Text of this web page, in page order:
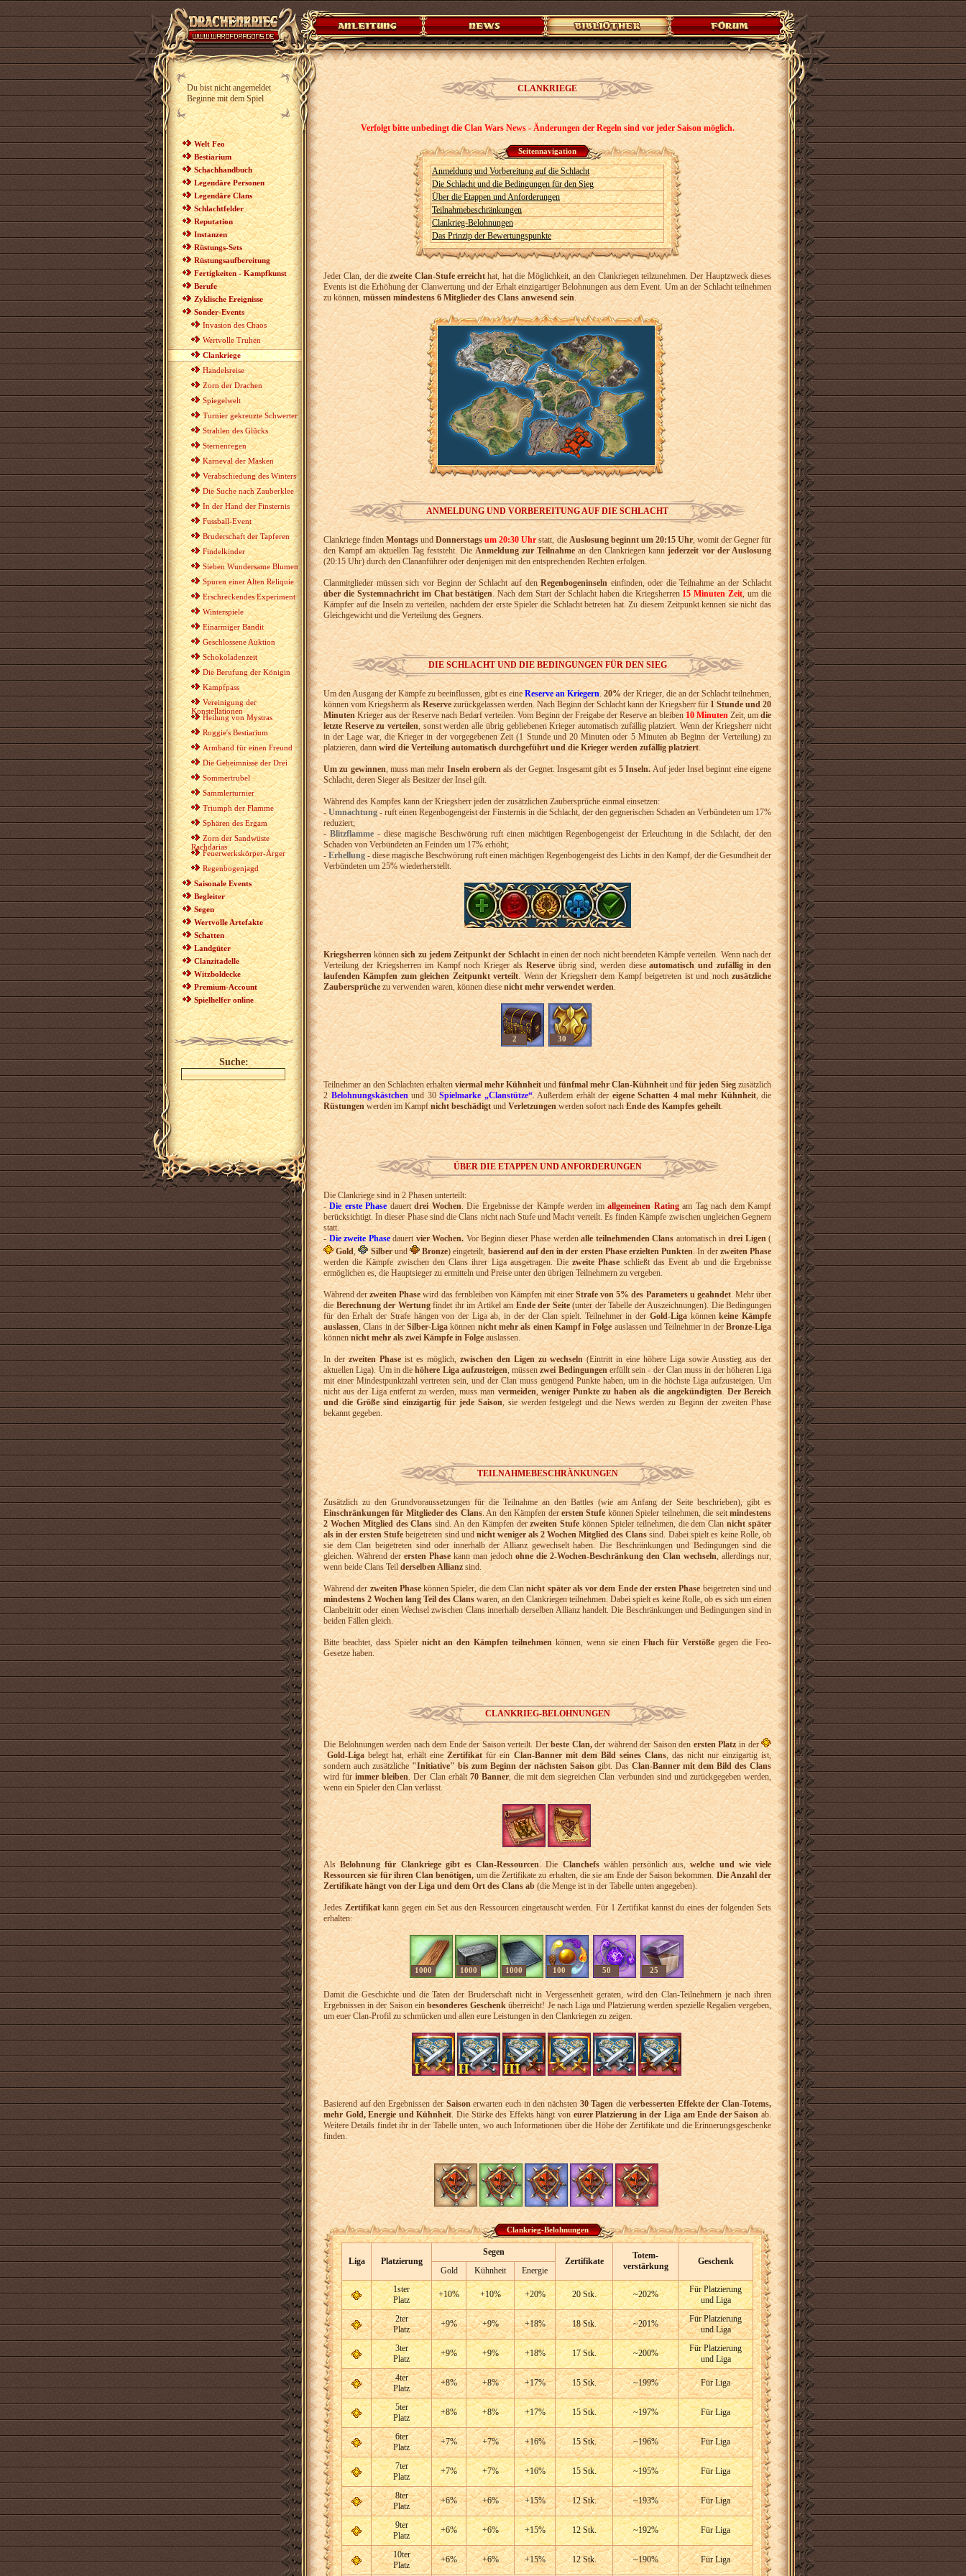
Du bist nicht angemeldet
Beginne mit dem Spiel
Welt Feo
Bestiarium
Schachhandbuch
Legendäre Personen
Legendäre Clans
Schlachtfelder
Reputation
Instanzen
Rüstungs-Sets
Rüstungsaufbereitung
Fertigkeiten - Kampfkunst
Berufe
Zyklische Ereignisse
Sonder-Events
Invasion des Chaos
Wertvolle Truhen
Clankriege
Handelsreise
Zorn der Drachen
Spiegelwelt
Turnier gekreuzte Schwerter
Strahlen des Glücks
Sternenregen
Karneval der Masken
Verabschiedung des Winters
Die Suche nach Zauberklee
In der Hand der Finsternis
Fussball-Event
Bruderschaft der Tapferen
Findelkinder
Sieben Wundersame Blumen
Spuren einer Alten Reliquie
Erschreckendes Experiment
Winterspiele
Einarmiger Bandit
Geschlossene Auktion
Schokoladenzeit
Die Berufung der Königin
Kampfpass
Vereinigung der
Konstellationen
Heilung von Mystras
Roggie's Bestiarium
Armband für einen Freund
Die Geheimnisse der Drei
Sommertrubel
Sammlerturnier
Triumph der Flamme
Sphären des Ergam
Zorn der Sandwüste
Rachdarias
Feuerwerkskörper-Ärger
Regenbogenjagd
Saisonale Events
Begleiter
Segen
Wertvolle Artefakte
Schatten
Landgüter
Clanzitadelle
Witzboldecke
Premium-Account
Spielhelfer online
Suche:
CLANKRIEGE
Verfolgt bitte unbedingt die Clan Wars News - Änderungen der Regeln sind vor jeder Saison möglich.
Seitennavigation
Anmeldung und Vorbereitung auf die Schlacht
Die Schlacht und die Bedingungen für den Sieg
Über die Etappen und Anforderungen
Teilnahmebeschränkungen
Clankrieg-Belohnungen
Das Prinzip der Bewertungspunkte
Jeder Clan, der diezweite Clan-Stufe erreichthat, hat die Möglichkeit, an den Clankriegen teilzunehmen. Der Hauptzweck dieses
Events ist die Erhöhung der Clanwertung und der Erhalt einzigartiger Belohnungen aus dem Event. Um an der Schlacht teilnehmen
zu können,müssen mindestens 6 Mitglieder des Clans anwesend sein.
ANMELDUNG UND VORBEREITUNG AUF DIE SCHLACHT
Clankriege findenMontagsundDonnerstags um 20:30 Uhrstatt, dieAuslosung beginnt um 20:15 Uhr, womit der Gegner für
den Kampf am aktuellen Tag feststeht. DieAnmeldung zur Teilnahme an den Clankriegen kannjederzeit vor der Auslosung
(20:15 Uhr) durch den Clananführer oder denjenigen mit den entsprechenden Rechten erfolgen.
Clanmitglieder müssen sich vor Beginn der Schlacht auf denRegenbogeninseln einfinden, oder die Teilnahme an der Schlacht
über die Systemnachricht im Chat bestätigen. Nach dem Start der Schlacht haben die Kriegsherren15 Minuten Zeit, um die
Kämpfer auf die Inseln zu verteilen, nachdem der erste Spieler die Schlacht betreten hat. Zu diesem Zeitpunkt kennen sie nicht das
Gleichgewicht und die Verteilung des Gegners.
DIE SCHLACHT UND DIE BEDINGUNGEN FÜR DEN SIEG
Um den Ausgang der Kämpfe zu beeinflussen, gibt es eineReserve an Kriegern.20%der Krieger, die an der Schlacht teilnehmen,
können vom Kriegsherrn alsReservezurückgelassen werden. Nach Beginn der Schlacht kann der Kriegsherr für1 Stunde und 20
MinutenKrieger aus der Reserve nach Bedarf verteilen. Vom Beginn der Freigabe der Reserve an bleiben10 MinutenZeit, umdie
letzte Reserve zu verteilen, sonst werden alle übrig gebliebenen Krieger automatisch zufällig platziert. Wenn der Kriegsherr nicht
in der Lage war, die Krieger in der vorgegebenen Zeit (1 Stunde und 20 Minuten oder 5 Minuten ab Beginn der Verteilung) zu
platzieren, dannwird die Verteilung automatisch durchgeführt und die Krieger werden zufällig platziert.
Um zu gewinnen, muss man mehrInseln erobernals der Gegner. Insgesamt gibt es5 Inseln.Auf jeder Insel beginnt eine eigene
Schlacht, deren Sieger als Besitzer der Insel gilt.
Während des Kampfes kann der Kriegsherr jeden der zusätzlichen Zaubersprüche einmal einsetzen:
-Umnachtung- ruft einen Regenbogengeist der Finsternis in die Schlacht, der den gegnerischen Schaden an Verbündeten um 17%
reduziert;
-Blitzflamme- diese magische Beschwörung ruft einen mächtigen Regenbogengeist der Erleuchtung in die Schlacht, der den
Schaden von Verbündeten an Feinden um 17% erhöht;
-Erhellung- diese magische Beschwörung ruft einen mächtigen Regenbogengeist des Lichts in den Kampf, der die Gesundheit der
Verbündeten um 25% wiederherstellt.
Kriegsherrenkönnensich zu jedem Zeitpunkt der Schlachtin einen der noch nicht beendeten Kämpfe verteilen. Wenn nach der
Verteilung der Kriegsherren im Kampf noch Krieger alsReserveübrig sind, werden dieseautomatisch und zufällig in den
laufenden Kämpfen zum gleichen Zeitpunkt verteilt. Wenn der Kriegsherr dem Kampf beigetreten ist und nochzusätzliche
Zaubersprüchezu verwenden waren, können diesenicht mehr verwendet werden.
2 30
Teilnehmer an den Schlachten erhalten viermal mehr Kühnheitundfünfmal mehr Clan-Kühnheitundfür jeden Siegzusätzlich
2Belohnungskästchenund 30Spielmarke „Clanstütze“. Außerdem erhält dereigene Schatten 4 mal mehr Kühnheit, die
Rüstungenwerden im Kampfnicht beschädigtundVerletzungenwerden sofort nachEnde des Kampfes geheilt.
ÜBER DIE ETAPPEN UND ANFORDERUNGEN
Die Clankriege sind in 2 Phasen unterteilt:
-Die erste Phase dauertdrei Wochen. Die Ergebnisse der Kämpfe werden imallgemeinen Ratingam Tag nach dem Kampf
berücksichtigt. In dieser Phase sind die Clans nicht nach Stufe und Macht verteilt. Es finden Kämpfe zwischen ungleichen Gegnern
statt.
-Die zweite Phasedauertvier Wochen.Vor Beginn dieser Phase werdenalle teilnehmenden Clans automatisch indrei Ligen(
Gold, Silberund Bronze) eingeteilt,basierend auf den in der ersten Phase erzielten Punkten. In derzweiten Phase
werden die Kämpfe zwischen den Clans ihrer Liga ausgetragen. Diezweite Phaseschließt das Event ab und die Ergebnisse
ermöglichen es, die Hauptsieger zu ermitteln und Preise unter den übrigen Teilnehmern zu vergeben.
Während derzweiten Phasewird das fernbleiben von Kämpfen mit einerStrafe von 5% des Parameters u geahndet. Mehr über
dieBerechnung der Wertungfindet ihr im Artikel am Ende der Seite(unter der Tabelle der Auszeichnungen). Die Bedingungen
für den Erhalt der Strafe hängen von der Liga ab, in der der Clan spielt. Teilnehmer in derGold-Ligakönnenkeine Kämpfe
auslassen, Clans in derSilber-Ligakönnennicht mehr als einen Kampf in Folgeauslassen und Teilnehmer in derBronze-Liga
könnennicht mehr als zwei Kämpfe in Folgeauslassen.
In derzweiten Phaseist es möglich, zwischen den Ligen zu wechseln(Eintritt in eine höhere Liga sowie Ausstieg aus der
aktuellen Liga). Um in diehöhere Liga aufzusteigen, müssenzwei Bedingungenerfüllt sein - der Clan muss in der höheren Liga
mit einer Mindestpunktzahl vertreten sein, und der Clan muss genügend Punkte haben, um in die höchste Liga aufzusteigen. Um
nicht aus der Liga entfernt zu werden, muss manvermeiden,weniger Punkte zu haben als die angekündigten. Der Bereich
und die Größe sind einzigartig für jede Saison, sie werden festgelegt und die News werden zu Beginn der zweiten Phase
bekannt gegeben.
TEILNAHMEBESCHRÄNKUNGEN
Zusätzlich zu den Grundvoraussetzungen für die Teilnahme an den Battles (wie am Anfang der Seite beschrieben), gibt es
Einschränkungen für Mitglieder des Clans. An den Kämpfen derersten Stufekönnen Spieler teilnehmen, die seitmindestens
2 Wochen Mitglied des Clanssind. An den Kämpfen derzweiten Stufekönnen Spieler teilnehmen, die dem Clannicht später
als in der ersten Stufebeigetreten sind undnicht weniger als 2 Wochen Mitglied des Clanssind. Dabei spielt es keine Rolle, ob
sie dem Clan beigetreten sind oder innerhalb der Allianz gewechselt haben. Die Beschränkungen und Bedingungen sind die
gleichen. Während derersten Phasekann man jedochohne die 2-Wochen-Beschränkung den Clan wechseln, allerdings nur,
wenn beide Clans Teilderselben Allianzsind.
Während derzweiten Phasekönnen Spieler, die dem Clannicht später als vor dem Ende der ersten Phasebeigetreten sind und
mindestens 2 Wochen lang Teil des Clanswaren, an den Clankriegen teilnehmen. Dabei spielt es keine Rolle, ob es sich um einen
Clanbeitritt oder einen Wechsel zwischen Clans innerhalb derselben Allianz handelt. Die Beschränkungen und Bedingungen sind in
beiden Fällen gleich.
Bitte beachtet, dass Spielernicht an den Kämpfen teilnehmenkönnen, wenn sie einenFluch für Verstößegegen die Feo-
Gesetze haben.
CLANKRIEG-BELOHNUNGEN
Die Belohnungen werden nach dem Ende der Saison verteilt. Derbeste Clan,der während der Saison denersten Platzin der
Gold-Ligabelegt hat, erhält eineZertifikatfür einClan-Banner mit dem Bild seines Clans, das nicht nur einzigartig ist,
sondern auch zusätzliche"Initiative" bis zum Beginn der nächsten Saison gibt. DasClan-Banner mit dem Bild des Clans
wird fürimmer bleiben. Der Clan erhält70 Banner, die mit dem siegreichen Clan verbunden sind und zurückgegeben werden,
wenn ein Spieler den Clan verlässt.
AlsBelohnung für Clankriege gibt es Clan-Ressourcen. DieClanchefswählen persönlich aus,welche und wie viele
Ressourcen sie für ihren Clan benötigen,um die Zertifikate zu erhalten, die sie am Ende der Saison bekommen.Die Anzahl der
Zertifikate hängt von der Liga und dem Ort des Clans ab(die Menge ist in der Tabelle unten angegeben).
JedesZertifikatkann gegen ein Set aus den Ressourcen eingetauscht werden. Für 1 Zertifikat kannst du eines der folgenden Sets
erhalten:
1000 1000 1000 100 50 25
Damit die Geschichte und die Taten der Bruderschaft nicht in Vergessenheit geraten, wird den Clan-Teilnehmern je nach ihren
Ergebnissen in der Saison ein besonderes Geschenküberreicht! Je nach Liga und Platzierung werden spezielle Regalien vergeben,
um euer Clan-Profil zu schmücken und allen eure Leistungen in den Clankriegen zu zeigen.
Basierend auf den Ergebnissen derSaisonerwarten euch in den nächsten30 Tagendieverbesserten Effekte der Clan-Totems,
mehr Gold, Energie und Kühnheit. Die Stärke des Effekts hängt voneurer Platzierung in der Liga am Ende der Saisonab.
Weitere Details findet ihr in der Tabelle unten, wo auch Informationen über die Höhe der Zertifikate und die Erinnerungsgeschenke
finden.
Clankrieg-Belohnungen
Liga Platzierung
Segen
Zertifikate
Totem-
verstärkung
Geschenk
Gold
Kühnheit
Energie
1ster
Platz
+10% +10% +20% 20 Stk. ~202%
Für Platzierung
und Liga
2ter
Platz
+9% +9% +18% 18 Stk. ~201%
Für Platzierung
und Liga
3ter
Platz
+9% +9% +18% 17 Stk. ~200%
Für Platzierung
und Liga
4ter
Platz
+8% +8% +17% 15 Stk. ~199% Für Liga
5ter
Platz
+8% +8% +17% 15 Stk. ~197% Für Liga
6ter
Platz
+7% +7% +16% 15 Stk. ~196% Für Liga
7ter
Platz
+7% +7% +16% 15 Stk. ~195% Für Liga
8ter
Platz
+6% +6% +15% 12 Stk. ~193% Für Liga
9ter
Platz
+6% +6% +15% 12 Stk. ~192% Für Liga
10ter
Platz
+6% +6% +15% 12 Stk. ~190% Für Liga